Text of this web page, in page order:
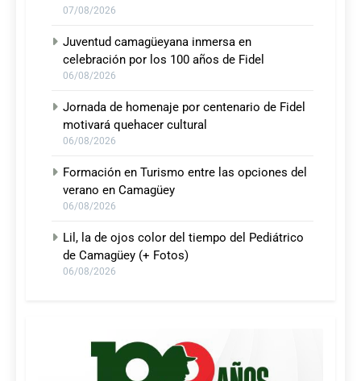
07/08/2026
Juventud camagüeyana inmersa en
celebración por los 100 años de Fidel
06/08/2026
Jornada de homenaje por centenario de Fidel
motivará quehacer cultural
06/08/2026
Formación en Turismo entre las opciones del
verano en Camagüey
06/08/2026
Lil, la de ojos color del tiempo del Pediátrico
de Camagüey (+ Fotos)
06/08/2026